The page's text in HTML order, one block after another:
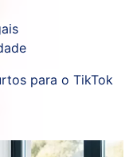
para o TikTok